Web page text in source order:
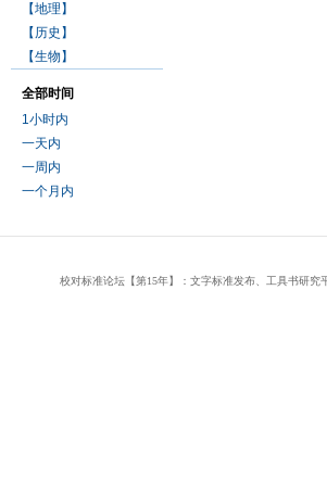
【地理】
【历史】
【生物】
全部时间
1小时内
一天内
一周内
一个月内
校对标准论坛【第15年】：文字标准发布、工具书研究